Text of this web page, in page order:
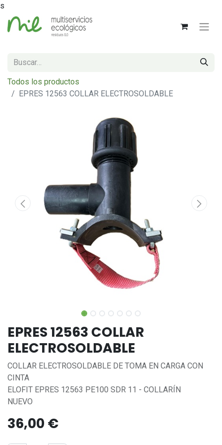
s
Todos los productos
EPRES 12563 COLLAR ELECTROSOLDABLE
EPRES 12563 COLLAR
ELECTROSOLDABLE
COLLAR ELECTROSOLDABLE DE TOMA EN CARGA CON
CINTA
ELOFIT EPRES 12563 PE100 SDR 11 - COLLARÍN
NUEVO
36,00 €